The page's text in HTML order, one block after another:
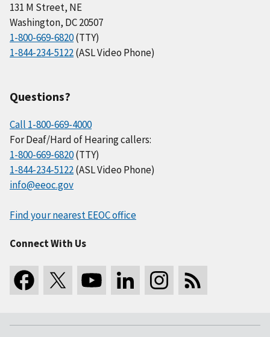
131 M Street, NE
Washington, DC 20507
1-800-669-6820(TTY)
1-844-234-5122(ASL Video Phone)
Questions?
Call 1-800-669-4000
For Deaf/Hard of Hearing callers:
1-800-669-6820(TTY)
1-844-234-5122(ASL Video Phone)
info@eeoc.gov
Find your nearest EEOC office
Connect With Us